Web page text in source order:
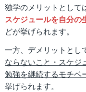
独学のメリットとして
スケジュールを自分の
どが挙げられます。
一方、デメリットとし
ならないこと・スケジ
勉強を継続するモチベ
挙げられます。